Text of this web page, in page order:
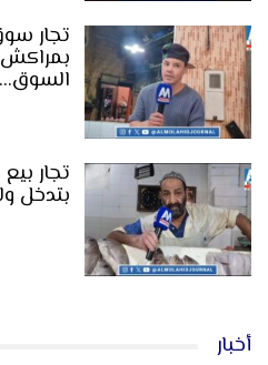
تجار
السوق…
تجار
بتدخل
أخبار